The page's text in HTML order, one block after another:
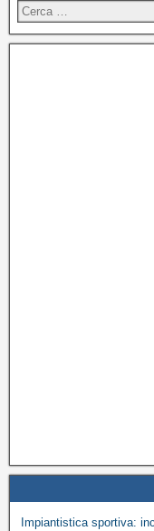
Impiantistica sportiva: